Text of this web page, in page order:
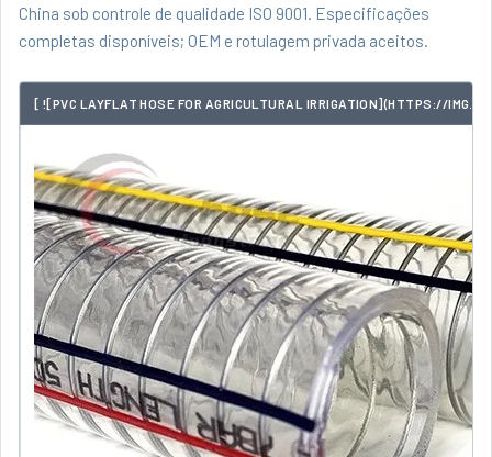
China sob controle de qualidade ISO 9001. Especificações
completas disponíveis; OEM e rotulagem privada aceitos.
[ ![PVC LAYFLAT HOSE FOR AGRICULTURAL IRRIGATION](HTTPS://